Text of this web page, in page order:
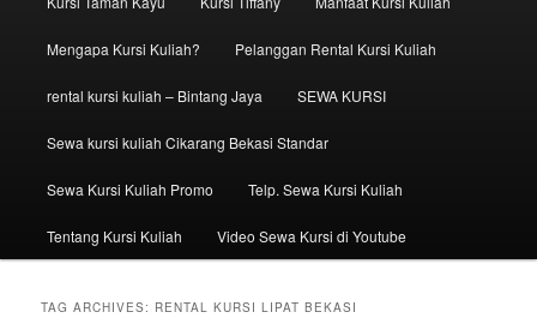
Mengapa Kursi Kuliah? Pelanggan Rental Kursi Kuliah
rental kursi kuliah – Bintang Jaya SEWA KURSI
Sewa kursi kuliah Cikarang Bekasi Standar
Sewa Kursi Kuliah Promo Telp. Sewa Kursi Kuliah
Tentang Kursi Kuliah Video Sewa Kursi di Youtube
TAG ARCHIVES: RENTAL KURSI LIPAT BEKASI